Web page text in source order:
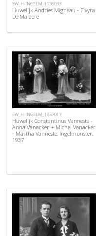
EW_H-INGELM_1936033
Huwelijk Andries Migneau - Elvyra
De Malderé
EW_H-INGELM_1937017
Huwelijk Constantinus Vanneste -
Anna Vanacker + Michel Vanacker
- Martha Vanneste, Ingelmunster,
1937